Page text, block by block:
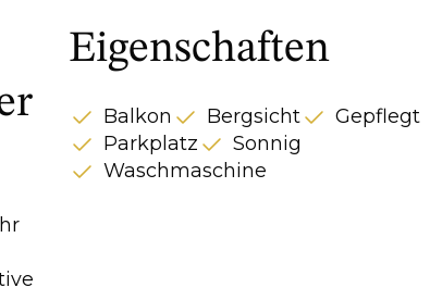
Eigenschaften
Balkon Bergsicht
Gepflegt
Parkplatz
Sonnig
Waschmaschine